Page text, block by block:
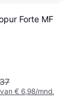
Forte MF
€ 6,98/mnd.